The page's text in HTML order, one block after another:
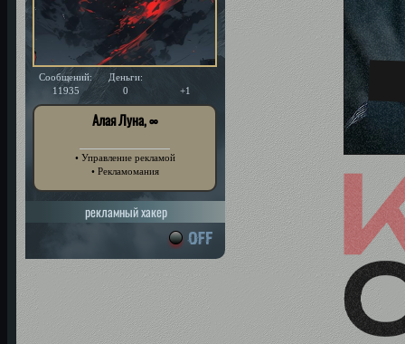
Сообщений:
11935
Деньги:
0
+1
Алая Луна, ∞
• Управление рекламой
• Рекламомания
рекламный хакер